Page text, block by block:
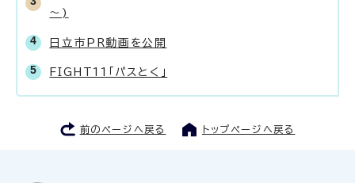
～)
日立市PR動画を公開
FIGHT11「パスとく」
前のページへ戻る トップページへ戻る